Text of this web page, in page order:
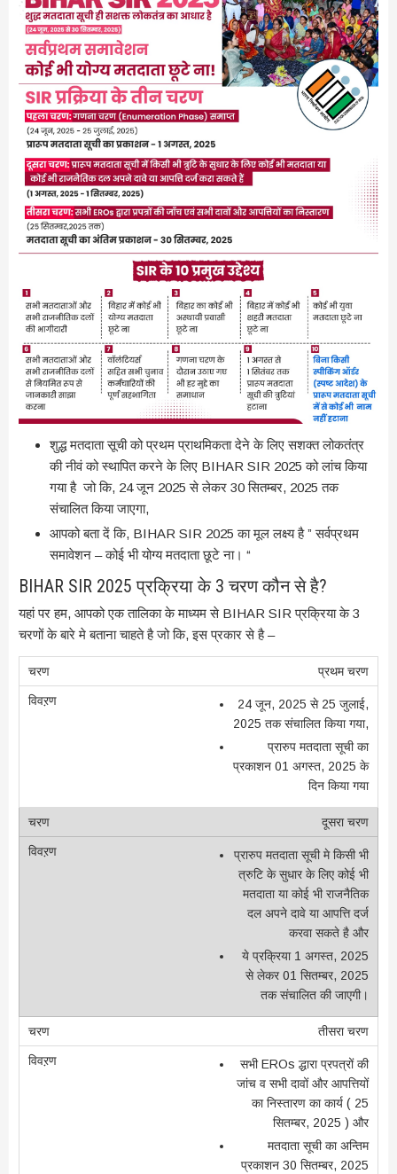
शुद्ध मतदाता सूची को प्रथम प्राथमिकता देने के लिए सशक्त लोकतंत्र
की नीवं को स्थापित करने के लिए BIHAR SIR 2025 को लांच किया
गया है जो कि, 24 जून 2025 से लेकर 30 सितम्बर, 2025 तक
संचालित किया जाएगा,
आपको बता दें कि, BIHAR SIR 2025 का मूल लक्ष्य है ” सर्वप्रथम
समावेशन – कोई भी योग्य मतदाता छूटे ना। “
BIHAR SIR 2025 प्रक्रिया के 3 चरण कौन से है?
यहां पर हम, आपको एक तालिका के माध्यम से BIHAR SIR प्रक्रिया के 3
चरणों के बारे मे बताना चाहते है जो कि, इस प्रकार से है –
प्रथम चरण
24 जून, 2025 से 25 जुलाई,
2025 तक संचालित किया गया,
प्रारुप मतदाता सूची का
प्रकाशन 01 अगस्त, 2025 के
दिन किया गया
दूसरा चरण
प्रारुप मतदाता सूची मे किसी भी
त्रुटि के सुधार के लिए कोई भी
मतदाता या कोई भी राजनैतिक
दल अपने दावे या आपत्ति दर्ज
करवा सकते है और
ये प्रक्रिया 1 अगस्त, 2025
से लेकर 01 सितम्बर, 2025
तक संचालित की जाएगी।
तीसरा चरण
सभी EROs द्धारा प्रपत्रों की
जांच व सभी दावों और आपत्तियों
का निस्तारण का कार्य ( 25
सितम्बर, 2025 ) और
मतदाता सूची का अन्तिम
प्रकाशन 30 सितम्बर, 2025